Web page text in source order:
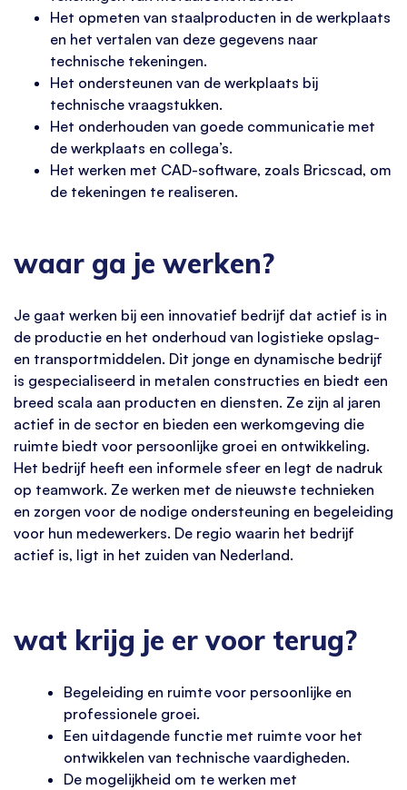
Het opmeten van staalproducten in de werkplaats
en het vertalen van deze gegevens naar
technische tekeningen.
Het ondersteunen van de werkplaats bij
technische vraagstukken.
Het onderhouden van goede communicatie met
de werkplaats en collega’s.
Het werken met CAD-software, zoals Bricscad, om
de tekeningen te realiseren.
waar ga je werken?
Je gaat werken bij een innovatief bedrijf dat actief is in
de productie en het onderhoud van logistieke opslag-
en transportmiddelen. Dit jonge en dynamische bedrijf
is gespecialiseerd in metalen constructies en biedt een
breed scala aan producten en diensten. Ze zijn al jaren
actief in de sector en bieden een werkomgeving die
ruimte biedt voor persoonlijke groei en ontwikkeling.
Het bedrijf heeft een informele sfeer en legt de nadruk
op teamwork. Ze werken met de nieuwste technieken
en zorgen voor de nodige ondersteuning en begeleiding
voor hun medewerkers. De regio waarin het bedrijf
actief is, ligt in het zuiden van Nederland.
wat krijg je er voor terug?
Begeleiding en ruimte voor persoonlijke en
professionele groei.
Een uitdagende functie met ruimte voor het
ontwikkelen van technische vaardigheden.
De mogelijkheid om te werken met